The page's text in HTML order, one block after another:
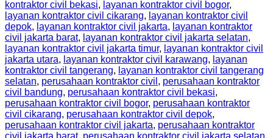
kontraktor civil bekasi, layanan kontraktor civil bogor,
layanan kontraktor civil cikarang, layanan kontraktor civil
depok, layanan kontraktor civil jakarta, layanan kontraktor
civil jakarta barat, layanan kontraktor civil jakarta selatan,
layanan kontraktor civil jakarta timur, layanan kontraktor civil
jakarta utara, layanan kontraktor civil karawang, layanan
kontraktor civil tangerang, layanan kontraktor civil tangerang
selatan, perusahaan kontraktor civil , perusahaan kontraktor
civil bandung, perusahaan kontraktor civil bekasi,
perusahaan kontraktor civil bogor, perusahaan kontraktor
civil cikarang, perusahaan kontraktor civil depok,
perusahaan kontraktor civil jakarta, perusahaan kontraktor